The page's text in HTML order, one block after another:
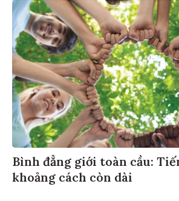
Bình đẳng giới toàn cầu:
khoảng cách còn dài